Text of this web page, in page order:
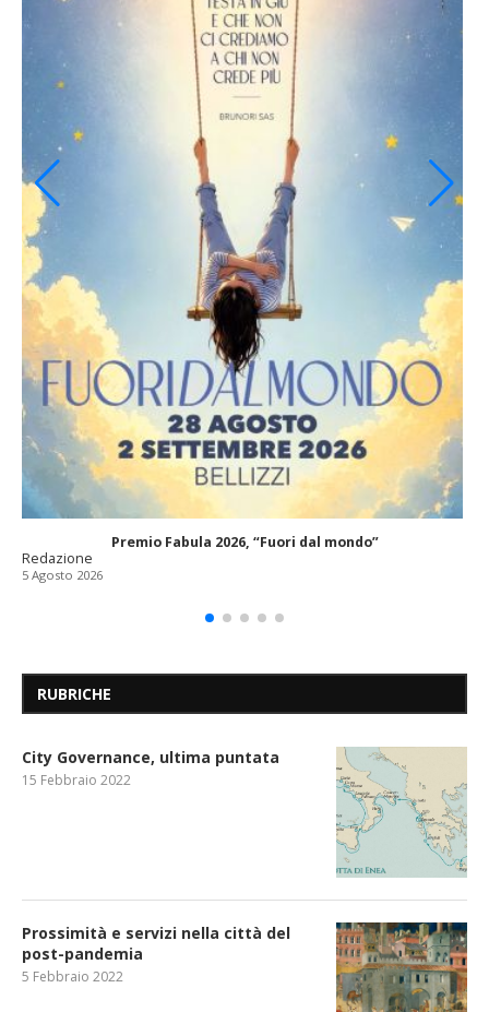
Premio Fabula 2026, “Fuori dal mondo”
Redazione
5 Agosto 2026
RUBRICHE
City Governance, ultima puntata
15 Febbraio 2022
Prossimità e servizi nella città del
post-pandemia
5 Febbraio 2022